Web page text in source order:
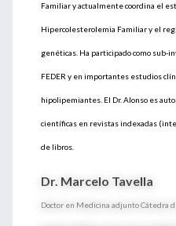
Familiar y actualmente coordina el
Hipercolesterolemia Familiar y el
genéticas. Ha participado como sub-
FEDER y en importantes estudios
hipolipemiantes. El Dr. Alonso es
científicas en revistas indexadas
de libros.
Dr. Marcelo Tavella
Doctor en Medicina adjunto Cátedra